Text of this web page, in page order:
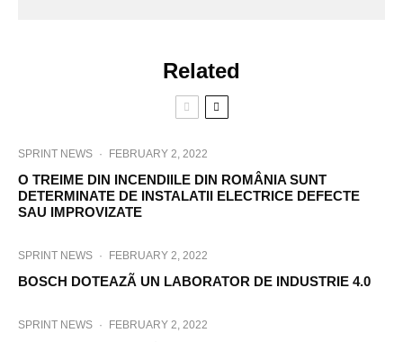
Related
SPRINT NEWS · FEBRUARY 2, 2022
O TREIME DIN INCENDIILE DIN ROMÂNIA SUNT
DETERMINATE DE INSTALATII ELECTRICE DEFECTE
SAU IMPROVIZATE
SPRINT NEWS · FEBRUARY 2, 2022
BOSCH DOTEAZÃ UN LABORATOR DE INDUSTRIE 4.0
SPRINT NEWS · FEBRUARY 2, 2022